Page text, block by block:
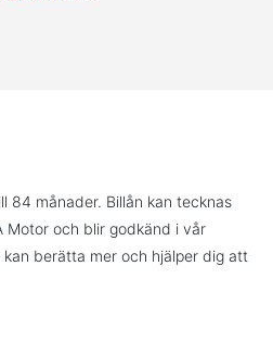
84 månader. Billån kan tecknas
Motor och blir godkänd i vår
kan berätta mer och hjälper dig att